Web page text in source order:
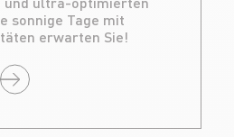
sonnige Tage mit
erwarten Sie!